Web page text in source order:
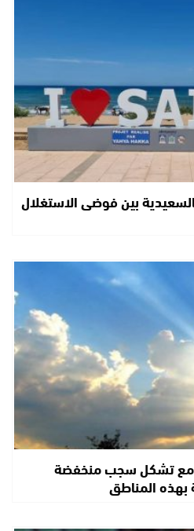
بين فوضى الاستغلال
مع تشكل سجب منخفضة
بهذه المناطق